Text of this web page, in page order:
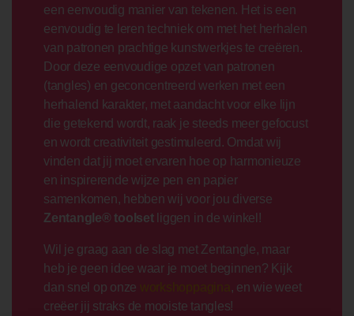
een eenvoudig manier van tekenen. Het is een
eenvoudig te leren techniek om met het herhalen
van patronen prachtige kunstwerkjes te creëren.
Door deze eenvoudige opzet van patronen
(tangles) en geconcentreerd werken met een
herhalend karakter, met aandacht voor elke lijn
die getekend wordt, raak je steeds meer gefocust
en wordt creativiteit gestimuleerd. Omdat wij
vinden dat jij moet ervaren hoe op harmonieuze
en inspirerende wijze pen en papier
samenkomen, hebben wij voor jou diverse
Zentangle® toolsetliggen in de winkel!
Wil je graag aan de slag met Zentangle, maar
heb je geen idee waar je moet beginnen? Kijk
dan snel op onze
, en wie weet
creëer jij straks de mooiste tangles!